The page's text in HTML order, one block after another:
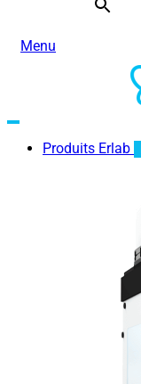
Menu
Produits Erlab